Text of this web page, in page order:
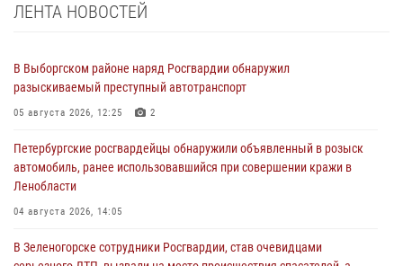
ЛЕНТА НОВОСТЕЙ
В Выборгском районе наряд Росгвардии обнаружил
разыскиваемый преступный автотранспорт
05 августа 2026, 12:25 2
Петербургские росгвардейцы обнаружили объявленный в розыск
автомобиль, ранее использовавшийся при совершении кражи в
Ленобласти
04 августа 2026, 14:05
В Зеленогорске сотрудники Росгвардии, став очевидцами